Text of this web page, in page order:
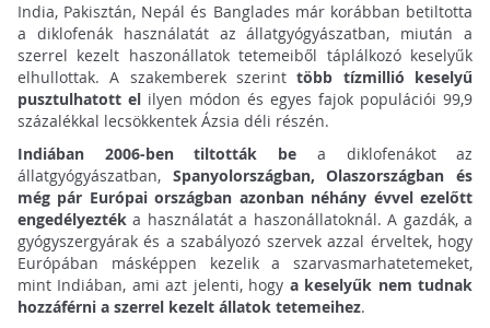
India, Pakisztán, Nepál és Banglades már korábban betiltotta
a diklofenák használatát az állatgyógyászatban, miután a
szerrel kezelt haszonállatok tetemeiből táplálkozó keselyűk
elhullottak. A szakemberek szerinttöbb tízmillió keselyű
pusztulhatott elilyen módon és egyes fajok populációi 99,9
százalékkal lecsökkentek Ázsia déli részén.
Indiában 2006-ben tiltották be a diklofenákot az
állatgyógyászatban, Spanyolországban, Olaszországban és
még pár Európai országban azonban néhány évvel ezelőtt
engedélyeztéka használatát a haszonállatoknál. A gazdák, a
gyógyszergyárak és a szabályozó szervek azzal érveltek, hogy
Európában másképpen kezelik a szarvasmarhatetemeket,
mint Indiában, ami azt jelenti, hogy a keselyűk nem tudnak
hozzáférni a szerrel kezelt állatok tetemeihez.